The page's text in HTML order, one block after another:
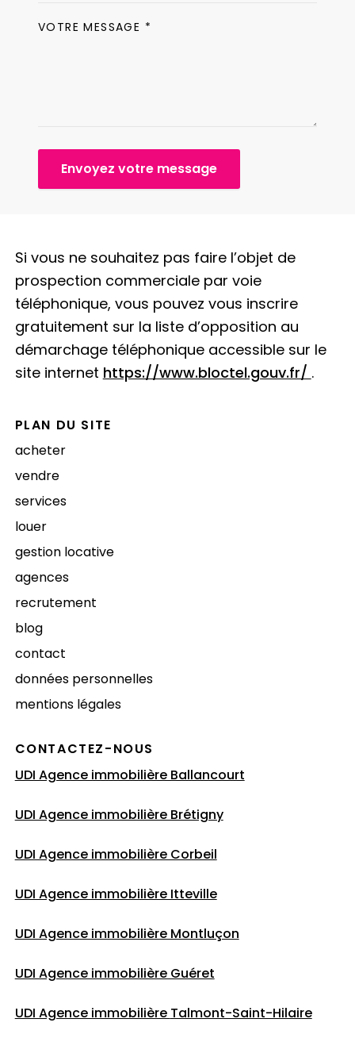
VOTRE MESSAGE *
Envoyez votre message
Si vous ne souhaitez pas faire l’objet de
prospection commerciale par voie
téléphonique, vous pouvez vous inscrire
gratuitement sur la liste d’opposition au
démarchage téléphonique accessible sur le
site internet https://www.bloctel.gouv.fr/ .
PLAN DU SITE
acheter
vendre
services
louer
gestion locative
agences
recrutement
blog
contact
données personnelles
mentions légales
CONTACTEZ-NOUS
UDI Agence immobilière Ballancourt
UDI Agence immobilière Brétigny
UDI Agence immobilière Corbeil
UDI Agence immobilière Itteville
UDI Agence immobilière Montluçon
UDI Agence immobilière Guéret
UDI Agence immobilière Talmont-Saint-Hilaire